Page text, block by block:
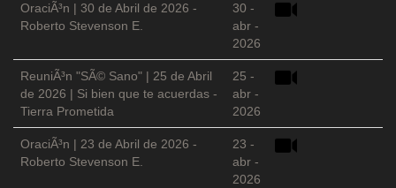
OraciÃ³n | 30 de Abril de 2026 -
Roberto Stevenson E.
30 -
abr -
2026
ReuniÃ³n "SÃ© Sano" | 25 de Abril
de 2026 | Si bien que te acuerdas -
Tierra Prometida
25 -
abr -
2026
OraciÃ³n | 23 de Abril de 2026 -
Roberto Stevenson E.
23 -
abr -
2026